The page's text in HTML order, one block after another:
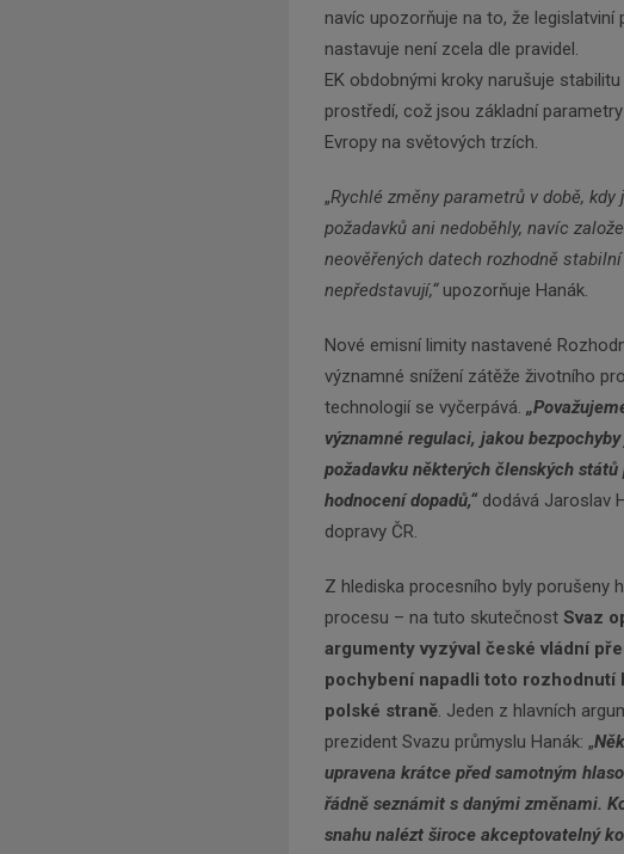
navíc upozorňuje na to, že
nastavuje není zcela dle pravidel.
EK obdobnými kroky narušuje
prostředí, což jsou základní
Evropy na světových trzích.
„Rychlé změny parametrů v době,
požadavků ani nedoběhly, navíc
neověřených datech rozhodně
nepředstavují,“ upozorňuje Hanák.
Nové emisní limity nastavené
významné snížení zátěže životního
technologií se vyčerpává.
významné regulaci, jakou
požadavku některých členských
hodnocení dopadů,“ dodává Jaroslav
dopravy ČR.
Z hlediska procesního byly porušeny
procesu – na tuto skutečnost Svaz
argumenty vyzýval české vládní
pochybení napadli toto
polské straně. Jeden z hlavních
prezident Svazu průmyslu Hanák: „
upravena krátce před samotným
řádně seznámit s danými změnami.
snahu nalézt široce akceptovatelný